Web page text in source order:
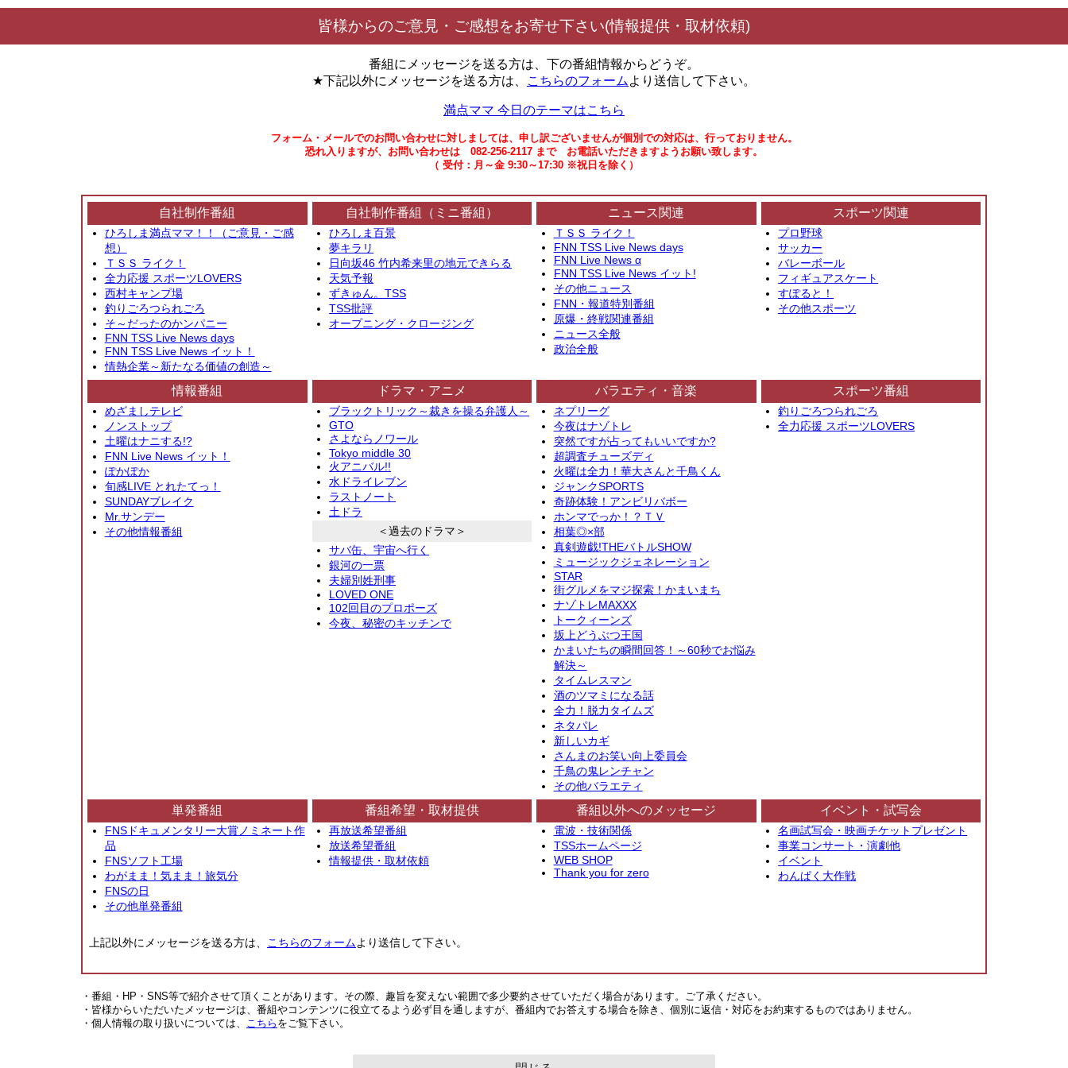
皆様からのご意見・ご感想をお寄せ下さい(情報提供・取材依頼)
番組にメッセージを送る方は、下の番組情報からどうぞ。
★下記以外にメッセージを送る方は、
こちらのフォーム より送信して下さい。
満点ママ 今日のテーマはこちら
フォーム・メールでのお問い合わせに対しましては、申し訳ございませんが個別での対応は、行っておりません。
恐れ入りますが、お問い合わせは 082-256-2117 まで お電話いただきますようお願い致します。
（ 受付：月～金 9:30～17:30 ※祝日を除く）
自社制作番組
ひろしま満点ママ！！（ご意見・ご感
想）
ＴＳＳ ライク！
全力応援 スポーツLOVERS
西村キャンプ場
釣りごろつられごろ
そ～だったのかンパニー
FNN TSS Live News days
FNN TSS Live News イット！
情熱企業～新たなる価値の創造～
自社制作番組（ミニ番組）
ひろしま百景
夢キラリ
日向坂46 竹内希来里の地元できらる
天気予報
ずきゅん。TSS
TSS批評
オープニング・クロージング
ニュース関連
ＴＳＳ ライク！
FNN TSS Live News days
FNN Live News α
FNN TSS Live News イット!
その他ニュース
FNN・報道特別番組
原爆・終戦関連番組
ニュース全般
政治全般
スポーツ関連
プロ野球
サッカー
バレーボール
フィギュアスケート
すぽると！
その他スポーツ
情報番組
めざましテレビ
ノンストップ
土曜はナニする!?
FNN Live News イット！
ぽかぽか
旬感LIVE とれたてっ！
SUNDAYブレイク
Mr.サンデー
その他情報番組
ドラマ・アニメ
ブラックトリック～裁きを操る弁護人～
GTO
さよならノワール
Tokyo middle 30
火アニバル!!
水ドライレブン
ラストノート
土ドラ
＜過去のドラマ＞
サバ缶、宇宙へ行く
銀河の一票
夫婦別姓刑事
LOVED ONE
102回目のプロポーズ
今夜、秘密のキッチンで
バラエティ・音楽
ネプリーグ
今夜はナゾトレ
突然ですが占ってもいいですか?
超調査チューズディ
火曜は全力！華大さんと千鳥くん
ジャンクSPORTS
奇跡体験！アンビリバボー
ホンマでっか！？ＴＶ
相葉◎×部
真剣遊戯!THEバトルSHOW
ミュージックジェネレーション
STAR
街グルメをマジ探索！かまいまち
ナゾトレMAXXX
トークィーンズ
坂上どうぶつ王国
かまいたちの瞬間回答！～60秒でお悩み
解決～
タイムレスマン
酒のツマミになる話
全力！脱力タイムズ
ネタパレ
新しいカギ
さんまのお笑い向上委員会
千鳥の鬼レンチャン
その他バラエティ
スポーツ番組
釣りごろつられごろ
全力応援 スポーツLOVERS
単発番組
FNSドキュメンタリー大賞ノミネート作
品
FNSソフト工場
わがまま！気まま！旅気分
FNSの日
その他単発番組
番組希望・取材提供
再放送希望番組
放送希望番組
情報提供・取材依頼
番組以外へのメッセージ
電波・技術関係
TSSホームページ
WEB SHOP
Thank you for zero
イベント・試写会
名画試写会・映画チケットプレゼント
事業コンサート・演劇他
イベント
わんぱく大作戦
上記以外にメッセージを送る方は、 こちらのフォームより送信して下さい。
・番組・HP・SNS等で紹介させて頂くことがあります。その際、趣旨を変えない範囲で多少要約させていただく場合があります。ご了承ください。
・皆様からいただいたメッセージは、番組やコンテンツに役立てるよう必ず目を通しますが、番組内でお答えする場合を除き、個別に返信・対応をお約束するものではありません。
・個人情報の取り扱いについては、
こちら をご覧下さい。